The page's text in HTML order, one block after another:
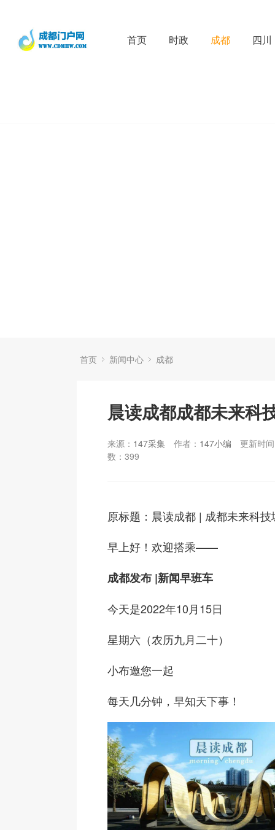
首页 时政 成都 四川
首页 新闻中心 成都
晨读成都成都未来科
来源： 147采集 作者： 147小编
更新时
数： 399
原标题：晨读成都 | 成都未来科
早上好！欢迎搭乘——
成都发布 |新闻早班车
今天是2022年10月15日
星期六（农历九月二十）
小布邀您一起
每天几分钟，早知天下事！